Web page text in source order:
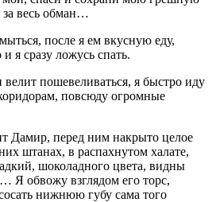
за весь обман…
после я ем вкусную еду,
я сразу ложусь спать.
пошевеливаться, я быстро иду
повсюду огромные
Дамир, перед ним накрыто целое
штанах, в распахнутом халате,
шоколадного цвета, видны
Я обвожу взглядом его торс,
нижнюю губу сама того